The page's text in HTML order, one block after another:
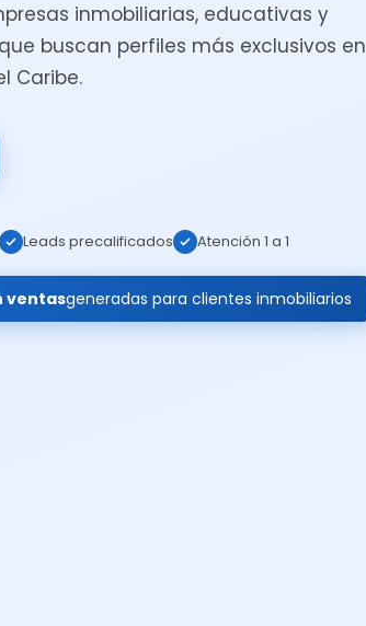
inmobiliarias, educativas y
buscan perfiles más exclusivos en
Caribe.
Leads precalificados Atención 1 a 1
ventasgeneradas para clientes inmobiliarios